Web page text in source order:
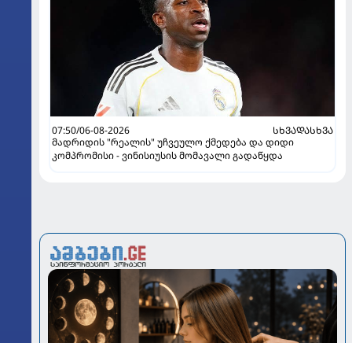
07:50/06-08-2026
ᲡᲮᲕᲐᲓᲐᲡᲮᲕᲐ
მადრიდის "რეალის" უჩვეულო ქმედება და დიდი
კომპრომისი - ვინისიუსის მომავალი გადაწყდა